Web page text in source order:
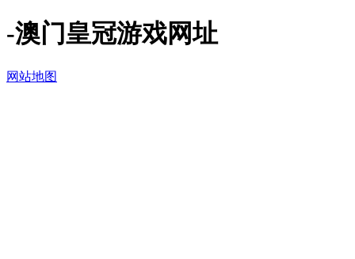
-澳门皇冠游戏网址
网站地图